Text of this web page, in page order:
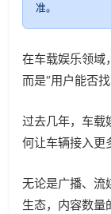
准。
在车载娱乐领域
而是“用户能否找
过去几年，车载
何让车辆接入更
无论是广播、流
生态，内容数量